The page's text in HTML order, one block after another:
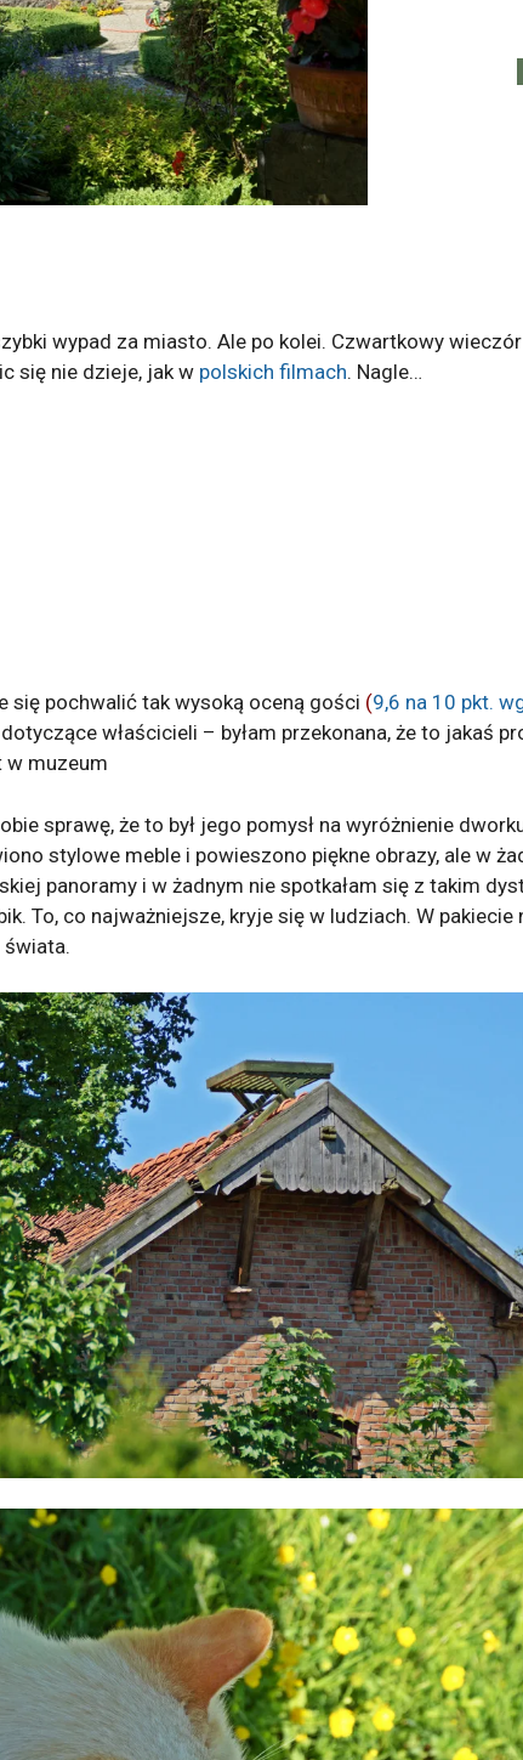
wypad za miasto. Ale po kolei. Czwartkowy
się nie dzieje, jak w polskich filmach. Nagle…
się pochwalić tak wysoką oceną gości (9,6 na 10 pkt.
właścicieli – byłam przekonana, że to jakaś
w muzeum
sprawę, że to był jego pomysł na wyróżnienie
stylowe meble i powieszono piękne obrazy, ale w
panoramy i w żadnym nie spotkałam się z takim
To, co najważniejsze, kryje się w ludziach. W